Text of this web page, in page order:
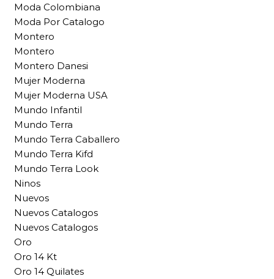
Moda Colombiana
Moda Por Catalogo
Montero
Montero
Montero Danesi
Mujer Moderna
Mujer Moderna USA
Mundo Infantil
Mundo Terra
Mundo Terra Caballero
Mundo Terra Kifd
Mundo Terra Look
Ninos
Nuevos
Nuevos Catalogos
Nuevos Catalogos
Oro
Oro 14 Kt
Oro 14 Quilates